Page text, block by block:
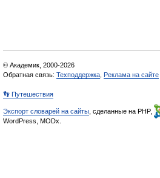
© Академик, 2000-2026
Обратная связь: Техподдержка Реклама на сайте
👣 Путешествия
Экспорт словарей на сайты , сделанные на PHP,
WordPress, MODx.